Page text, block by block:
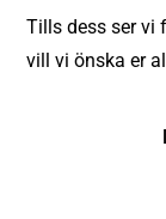
Tills dess ser vi
vill vi önska er